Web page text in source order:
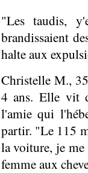
"Les taudis,
brandissaient
halte aux
Christelle M., 35
4 ans. Elle vit
l'amie qui
partir. "Le 115
la voiture, je me
femme aux